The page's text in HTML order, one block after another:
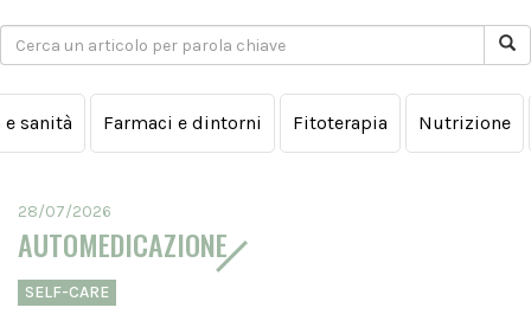
sanità Farmaci e dintorni Fitoterapia Nutrizione
28/07/2026
AUTOMEDICAZIONE
SELF-CARE